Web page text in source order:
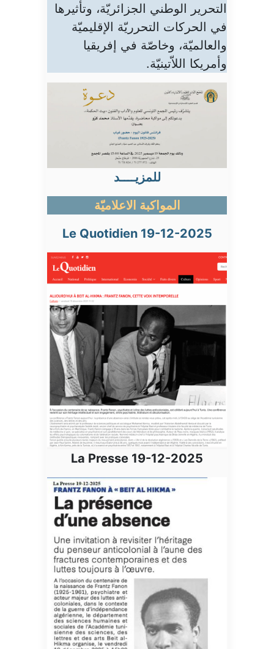
التحرير الوطني الجزائريّة، وتأثيرها
في الحركات التحرريّة الإقليميّة
والعالميّة، وخاصّة في إفريقيا
وأمريكا اللاّتينيّة.
للمزيــــد
المواكبة الاعلاميّة
Le Quotidien 19-12-2025
La Presse 19-12-2025